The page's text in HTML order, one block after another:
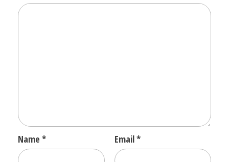
Name * Email*